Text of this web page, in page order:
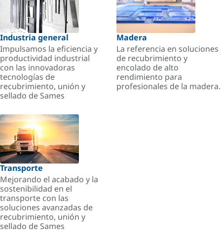
Industria general
Impulsamos la eficiencia y
productividad industrial
con las innovadoras
tecnologías de
recubrimiento, unión y
sellado de Sames
Madera
La referencia en soluciones
de recubrimiento y
encolado de alto
rendimiento para
profesionales de la madera.
Transporte
Mejorando el acabado y la
sostenibilidad en el
transporte con las
soluciones avanzadas de
recubrimiento, unión y
sellado de Sames